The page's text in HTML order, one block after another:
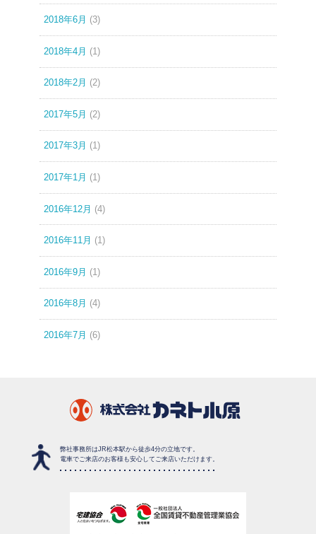
2018年6月 (3)
2018年4月 (1)
2018年2月 (2)
2017年5月 (2)
2017年3月 (1)
2017年1月 (1)
2016年12月 (4)
2016年11月 (1)
2016年9月 (1)
2016年8月 (4)
2016年7月 (6)
弊社事務所はJR松本駅から徒歩4分の立地です。
電車でご来店のお客様も安心してご来店いただけます。